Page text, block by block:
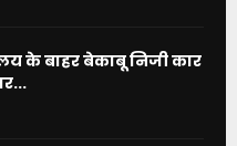
के बाहर बेकाबू निजी कार